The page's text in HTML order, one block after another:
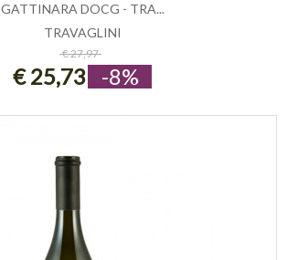
ESAURITO
GATTINARA DOCG - TRA...
TRAVAGLINI
€ 27,97
€ 25,73 -8%